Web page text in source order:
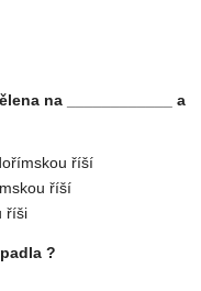
na ____________ a
říší
říší
říši
?